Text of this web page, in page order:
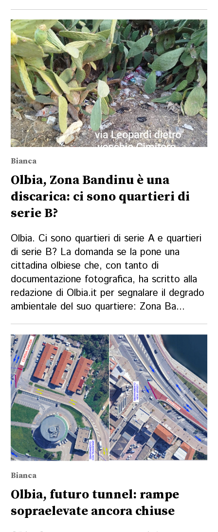
Bianca
Olbia, Zona Bandinu è una
discarica: ci sono quartieri di
serie B?
Olbia. Ci sono quartieri di serie A e quartieri
di serie B? La domanda se la pone una
cittadina olbiese che, con tanto di
documentazione fotografica, ha scritto alla
redazione di Olbia.it per segnalare il degrado
ambientale del suo quartiere: Zona Ba...
Bianca
Olbia, futuro tunnel: rampe
sopraelevate ancora chiuse